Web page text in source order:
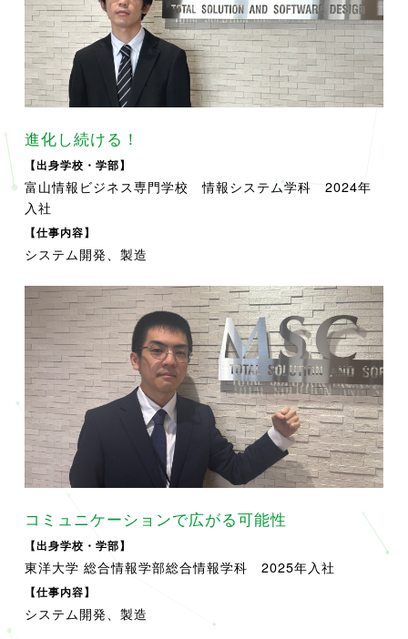
進化し続ける！
【出身学校・学部】
富山情報ビジネス専門学校 情報システム学科 2024年
入社
【仕事内容】
システム開発、製造
コミュニケーションで広がる可能性
【出身学校・学部】
東洋大学 総合情報学部総合情報学科 2025年入社
【仕事内容】
システム開発、製造